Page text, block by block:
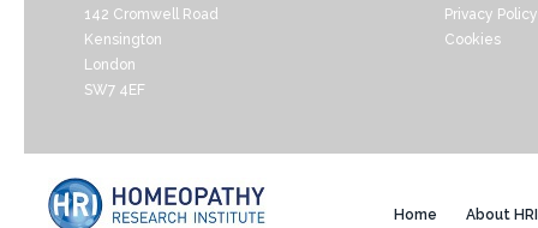
142 Cromwell Road
Kensington
London
SW7 4EF
Privacy Policy
Cookies
Home About HRI